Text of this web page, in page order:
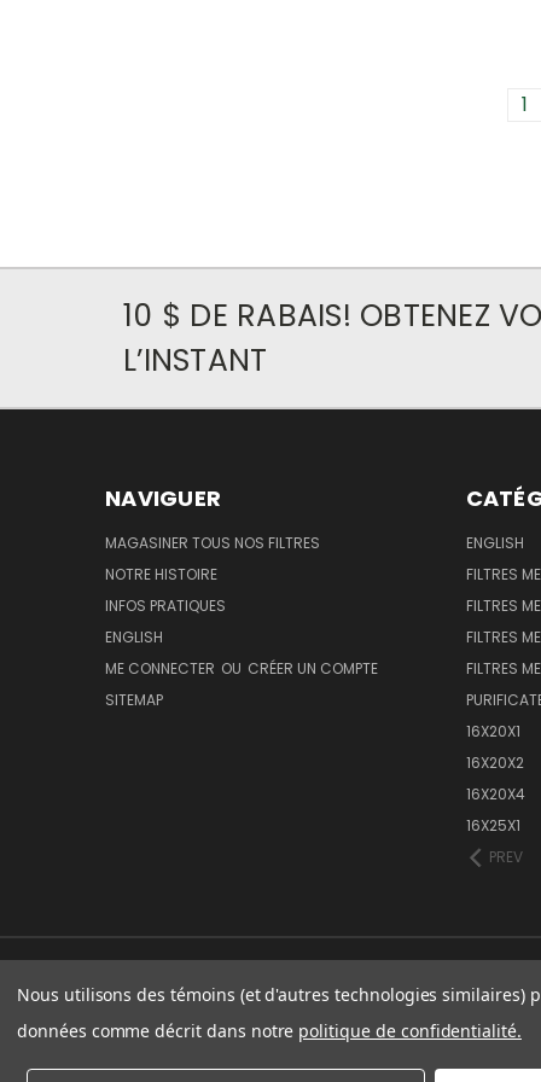
1
10 $ DE RABAIS! OBTENEZ
L’INSTANT
NAVIGUER
MAGASINER TOUS NOS FILTRES
NOTRE HISTOIRE
INFOS PRATIQUES
ENGLISH
ME CONNECTER OU CRÉER UN COMPTE
SITEMAP
ENGLISH
FILTRES
FILTRES
FILTRES
FILTRES
16X20X1
16X20X2
16X20X4
16X25X1
PREV
Nous utilisons des témoins (et d'autres technologies similaires)
données comme décrit dans notre politique de confidentialité.